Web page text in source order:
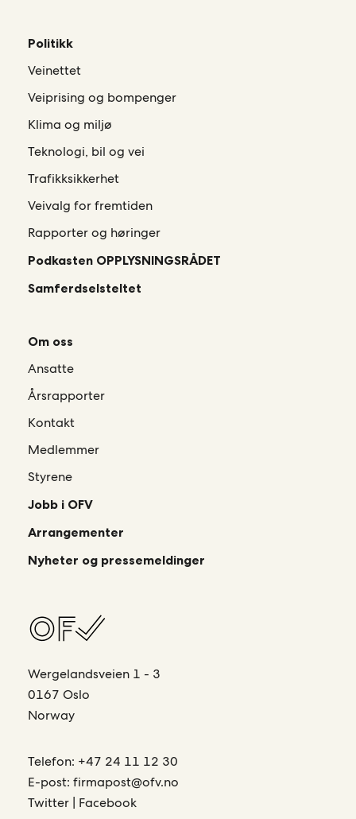
Politikk
Veinettet
Veiprising og bompenger
Klima og miljø
Teknologi, bil og vei
Trafikksikkerhet
Veivalg for fremtiden
Rapporter og høringer
Podkasten OPPLYSNINGSRÅDET
Samferdselsteltet
Om oss
Ansatte
Årsrapporter
Kontakt
Medlemmer
Styrene
Jobb i OFV
Arrangementer
Nyheter og pressemeldinger
Wergelandsveien 1 - 3
0167 Oslo
Norway
Telefon: +47 24 11 12 30
E-post:firmapost@ofv.no
Twitter
Facebook